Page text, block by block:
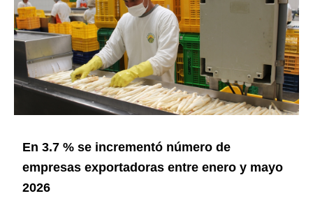
En 3.7 % se incrementó número de
empresas exportadoras entre enero y mayo
2026